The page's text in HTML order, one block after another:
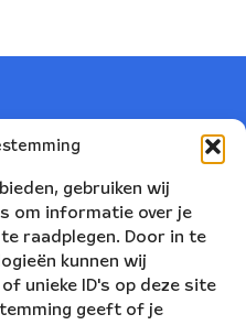
gebruiken wij
om informatie over je
raadplegen. Door in te
kunnen wij
unieke ID's op deze site
geeft of je